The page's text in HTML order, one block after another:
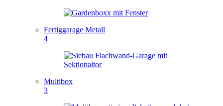
Fertiggarage Metall
4
Multibox
3